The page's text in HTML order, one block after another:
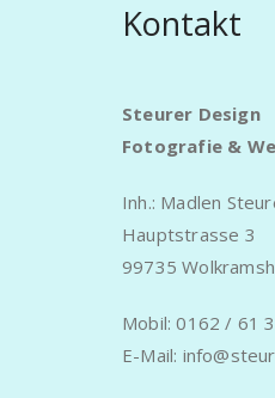
Kontakt
Steurer Design
Fotografie &
Inh.: Madlen
Hauptstrasse 3
99735
Mobil: 0162 / 61
E-Mail: